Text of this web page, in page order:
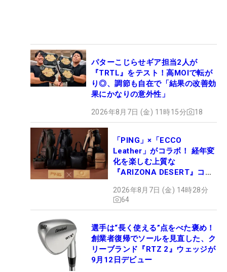
パターこじらせギア担当2人が
『TRTL』をテスト！高MOIで転が
り◎、調節も自在で「結果の改善効
果にかなりの意外性」
2026年8月7日 (金) 11時15分 18
「PING」×「ECCO
Leather」がコラボ！ 経年変
化を楽しむ上質な
『ARIZONA DESERT』コレ
ュー
2026年8月7日 (金) 14時28分
64
選手は“長く使える”点をべた褒め！
創業者復帰でソールを見直した、ク
リーブランド『RTZ 2』ウェッジが
9月12日デビュー